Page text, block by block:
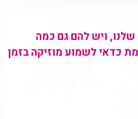
ויש להם גם כמה
כדאי לשמוע מוזיקה בזמן